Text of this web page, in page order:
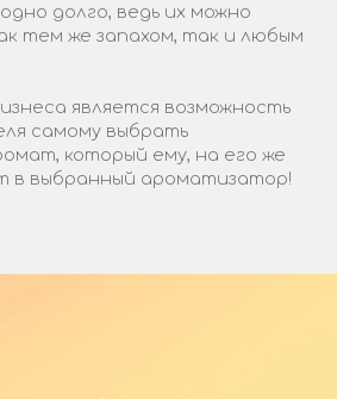
долго, ведь их можно
тем же запахом, так и любым
является возможность
самому выбрать
который ему, на его же
в выбранный ароматизатор!